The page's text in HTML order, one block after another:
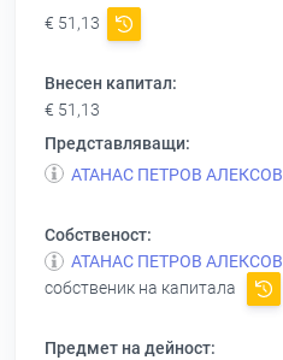
€ 51,13
Внесен капитал:
€ 51,13
Представляващи:
АТАНАС ПЕТРОВ АЛЕКСОВ
Собственост:
АТАНАС ПЕТРОВ АЛЕКСОВ
собственик на капитала
Предмет на дейност: